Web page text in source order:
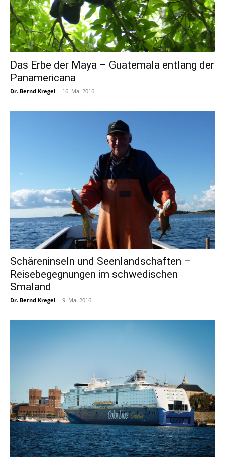
Das Erbe der Maya – Guatemala entlang der
Panamericana
Dr. Bernd Kregel - 16. Mai 2016
Schäreninseln und Seenlandschaften –
Reisebegegnungen im schwedischen
Smaland
Dr. Bernd Kregel - 9. Mai 2016